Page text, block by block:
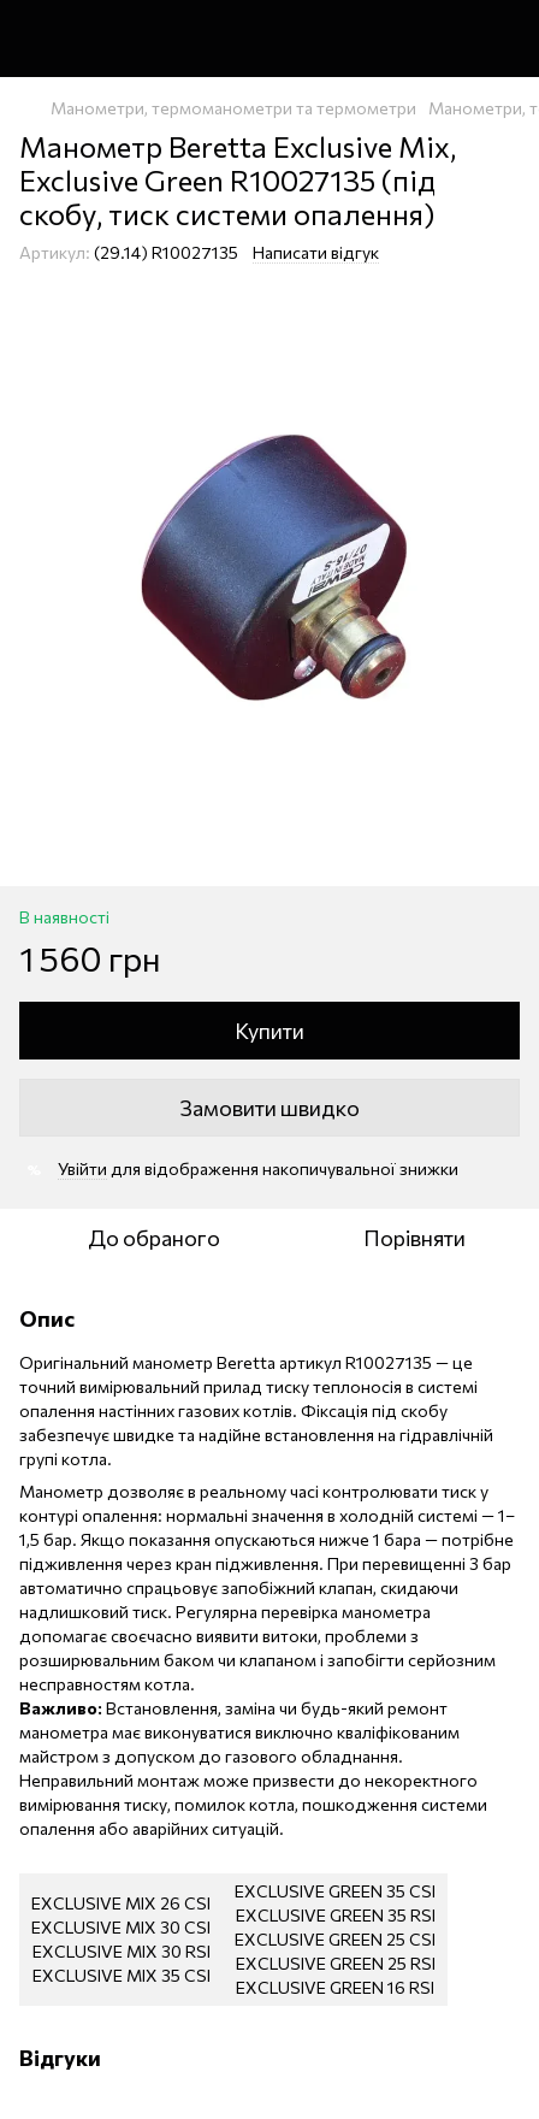
Манометри, термоманометри та термометри Манометри,
Манометр Beretta Exclusive Mix,
Exclusive Green R10027135 (під
скобу, тиск системи опалення)
Артикул: (29.14) R10027135 Написати відгук
В наявності
1 560 грн
Купити
Замовити швидко
Увійти для відображення накопичувальної знижки
До обраного Порівняти
Опис
Оригінальний манометр Beretta артикул R10027135 — це
точний вимірювальний прилад тиску теплоносія в системі
опалення настінних газових котлів. Фіксація під скобу
забезпечує швидке та надійне встановлення на гідравлічній
групі котла.
Манометр дозволяє в реальному часі контролювати тиск у
контурі опалення: нормальні значення в холодній системі — 1–
1,5 бар. Якщо показання опускаються нижче 1 бара — потрібне
підживлення через кран підживлення. При перевищенні 3 бар
автоматично спрацьовує запобіжний клапан, скидаючи
надлишковий тиск. Регулярна перевірка манометра
допомагає своєчасно виявити витоки, проблеми з
розширювальним баком чи клапаном і запобігти серйозним
несправностям котла.
Важливо: Встановлення, заміна чи будь-який ремонт
манометра має виконуватися виключно кваліфікованим
майстром з допуском до газового обладнання.
Неправильний монтаж може призвести до некоректного
вимірювання тиску, помилок котла, пошкодження системи
опалення або аварійних ситуацій.
EXCLUSIVE MIX 26 CSI
EXCLUSIVE MIX 30 CSI
EXCLUSIVE MIX 30 RSI
EXCLUSIVE MIX 35 CSI
EXCLUSIVE GREEN 35 CSI
EXCLUSIVE GREEN 35 RSI
EXCLUSIVE GREEN 25 CSI
EXCLUSIVE GREEN 25 RSI
EXCLUSIVE GREEN 16 RSI
Відгуки